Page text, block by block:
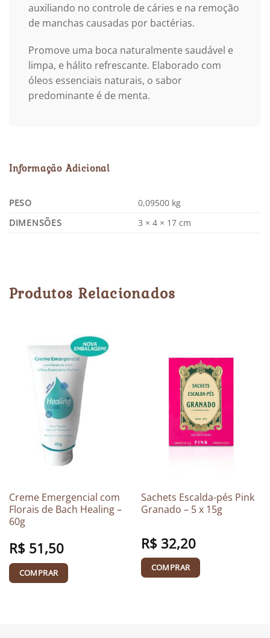
auxiliando no controle de cáries e na remoção
de manchas causadas por bactérias.
Promove uma boca naturalmente saudável e
limpa, e hálito refrescante. Elaborado com
óleos essenciais naturais, o sabor
predominante é de menta.
Informação Adicional
PESO
0,09500 kg
DIMENSÕES
3 × 4 × 17 cm
Produtos Relacionados
Creme Emergencial com
Florais de Bach Healing –
60g
R$51,50
COMPRAR
Sachets Escalda-pés Pink
Granado – 5 x 15g
R$32,20
COMPRAR